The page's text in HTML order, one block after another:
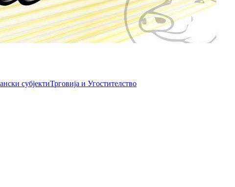
субјектиТрговија и Угостителство